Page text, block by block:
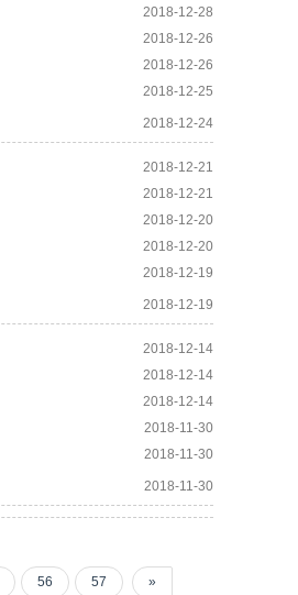
2018-12-28
2018-12-26
2018-12-26
2018-12-25
2018-12-24
2018-12-21
2018-12-21
2018-12-20
2018-12-20
2018-12-19
2018-12-19
2018-12-14
2018-12-14
2018-12-14
2018-11-30
2018-11-30
2018-11-30
56 57 »